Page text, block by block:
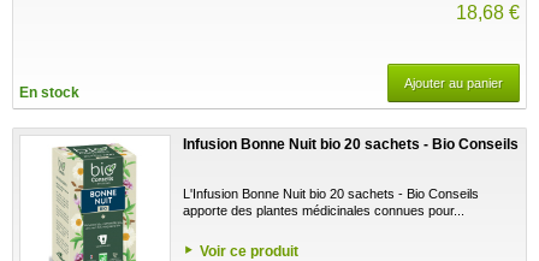
18,68 €
En stock
Ajouter au panier
Infusion Bonne Nuit bio 20 sachets - Bio Conseils
L'Infusion Bonne Nuit bio 20 sachets - Bio Conseils
apporte des plantes médicinales connues pour...
Voir ce produit